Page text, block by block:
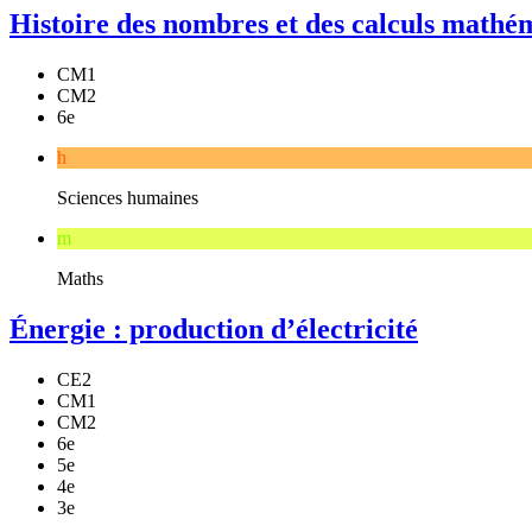
Histoire des nombres et des calculs
CM1
CM2
6e
h
Sciences humaines
m
Maths
Énergie : production d’électricité
CE2
CM1
CM2
6e
5e
4e
3e